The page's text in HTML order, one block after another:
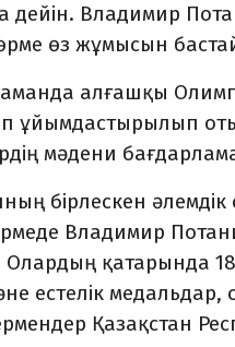
дейін. Владимир
өз жұмысын
заманда алғашқы
ұйымдастырылып
мәдени
бірлескен
Владимир
Олардың қатарында
естелік
Қазақстан